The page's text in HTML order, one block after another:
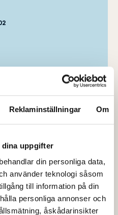
Reklaminställningar Om
uppgifter
behandlar din personliga data,
använder teknologi såsom
till information på din
personliga annonser och
åskådarinsikter
om E18/E20 svänger du av
golfbana. Efter ca 3km är du